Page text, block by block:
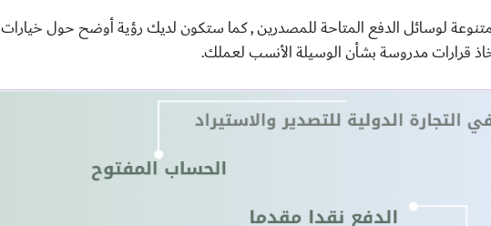
لوسائل الدفع المتاحة للمصدرين , كما ستكون لديك رؤية أوضح حول خيارات
قرارات مدروسة بشأن الوسيلة الأنسب لعملك.